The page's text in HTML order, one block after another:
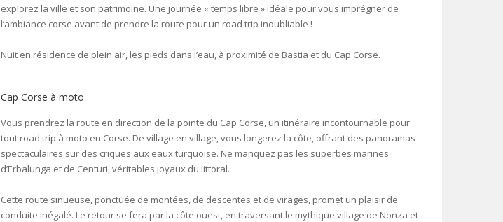
explorez la ville et son patrimoine. Une journée « temps libre » idéale pour vous imprégner de
l’ambiance corse avant de prendre la route pour un road trip inoubliable !
Nuit en résidence de plein air, les pieds dans l’eau, à proximité de Bastia et du Cap Corse.
Cap Corse à moto
Vous prendrez la route en direction de la pointe du Cap Corse, un itinéraire incontournable pour
tout road trip à moto en Corse. De village en village, vous longerez la côte, offrant des panoramas
spectaculaires sur des criques aux eaux turquoise. Ne manquez pas les superbes marines
d’Erbalunga et de Centuri, véritables joyaux du littoral.
Cette route sinueuse, ponctuée de montées, de descentes et de virages, promet un plaisir de
conduite inégalé. Le retour se fera par la côte ouest, en traversant le mythique village de Nonza et